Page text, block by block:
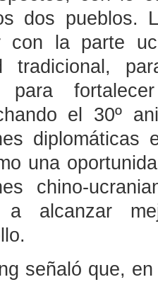
dos pueblos.
con la parte
tradicional,
para
el 30º
una
chino-
a alcanzar
señaló que,